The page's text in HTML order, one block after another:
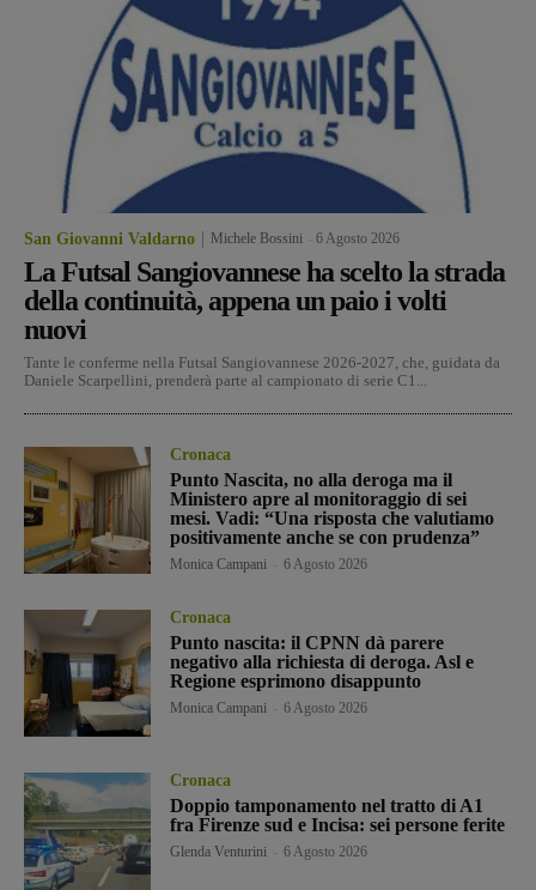
San Giovanni Valdarno Michele Bossini 6 Agosto 2026
La Futsal Sangiovannese ha scelto la strada
della continuità, appena un paio i volti
nuovi
Tante le conferme nella Futsal Sangiovannese 2026-2027, che, guidata da
Daniele Scarpellini, prenderà parte al campionato di serie C1...
Cronaca
Punto Nascita, no alla deroga ma il
Ministero apre al monitoraggio di sei
mesi. Vadi: “Una risposta che valutiamo
positivamente anche se con prudenza”
Monica Campani 6 Agosto 2026
Cronaca
Punto nascita: il CPNN dà parere
negativo alla richiesta di deroga. Asl e
Regione esprimono disappunto
Monica Campani 6 Agosto 2026
Cronaca
Doppio tamponamento nel tratto di A1
fra Firenze sud e Incisa: sei persone ferite
Glenda Venturini 6 Agosto 2026